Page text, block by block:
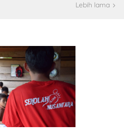
Lebih lama